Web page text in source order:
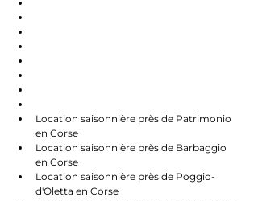
Location saisonnière près de Patrimonio
en Corse
Location saisonnière près de Barbaggio
en Corse
Location saisonnière près de Poggio-
d'Oletta en Corse